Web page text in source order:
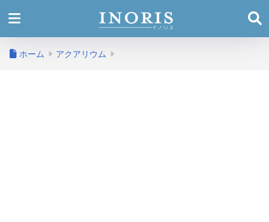
ホーム アクアリウム